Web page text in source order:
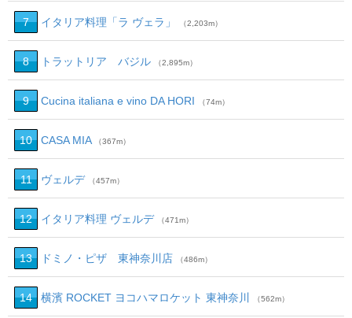
7 イタリア料理「ラ ヴェラ」 （2,203m）
8 トラットリア バジル （2,895m）
9 Cucina italiana e vino DA HORI （74m）
10 CASA MIA （367m）
11 ヴェルデ （457m）
12 イタリア料理 ヴェルデ （471m）
13 ドミノ・ピザ 東神奈川店 （486m）
14 横濱 ROCKET ヨコハマロケット 東神奈川 （562m）